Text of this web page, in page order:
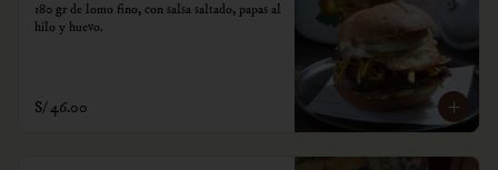
180 gr de lomo fino, con salsa saltado, papas al
hilo y huevo.
S/ 46.00